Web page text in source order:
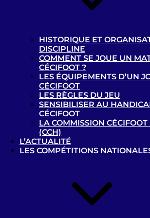
HISTORIQUE ET
DISCIPLINE
COMMENT SE JOUE UN
CÉCIFOOT ?
LES ÉQUIPEMENTS D’UN
CÉCIFOOT
LES RÈGLES DU JEU
SENSIBILISER AU
CÉCIFOOT
LA COMMISSION
(CCH)
L’ACTUALITÉ
LES COMPÉTITIONS
Demi-Finales (B2/B3 CdF
27-04-2019
ASV Cécifoot B2/B3
1 - 8
RSC Liège - B2/B3
2 - 1